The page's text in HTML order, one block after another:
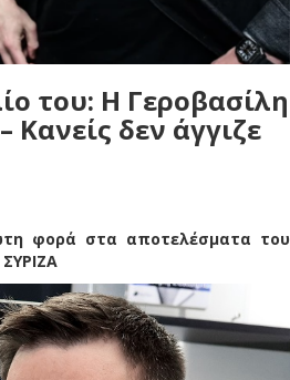
του: Η Γεροβασίλη
Κανείς δεν άγγιζε
φορά στα αποτελέσματα του